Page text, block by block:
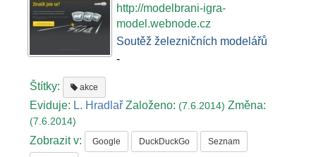
http://modelbrani-igra-
model.webnode.cz
Soutěž železničních modelářů
-
Štítky: akce
Eviduje: L. Hradlař Založeno:(7.6.2014)Změna:
(7.6.2014)
Zobrazit v: Google DuckDuckGo Seznam